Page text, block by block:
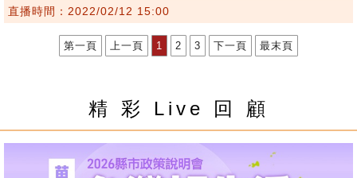
直播時間：2022/02/12 15:00
第一頁 上一頁 1 2 3 下一頁 最末頁
精 彩 Live 回 顧